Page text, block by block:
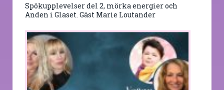
Spökupplevelser del 2, mörka energier och
Anden i Glaset. Gäst Marie Loutander